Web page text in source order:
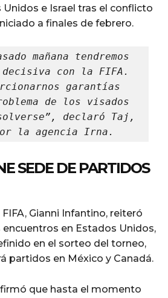
Unidos e Israel tras el conflicto
a finales de febrero.
mañana tendremos
decisiva con la FIFA.
garantías
de los visados
declaró Taj,
la agencia Irna.
SEDE DE PARTIDOS
Gianni Infantino, reiteró
encuentros en Estados Unidos,
en el sorteo del torneo,
partidos en México y Canadá.
que hasta el momento